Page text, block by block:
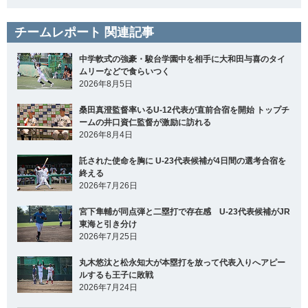
チームレポート 関連記事
中学軟式の強豪・駿台学園中を相手に大和田与喜のタイ
ムリーなどで食らいつく
2026年8月5日
桑田真澄監督率いるU-12代表が直前合宿を開始 トップチ
ームの井口資仁監督が激励に訪れる
2026年8月4日
託された使命を胸に U-23代表候補が4日間の選考合宿を
終える
2026年7月26日
宮下隼輔が同点弾と二塁打で存在感 U-23代表候補がJR
東海と引き分け
2026年7月25日
丸木悠汰と松永知大が本塁打を放って代表入りへアピー
ルするも王子に敗戦
2026年7月24日